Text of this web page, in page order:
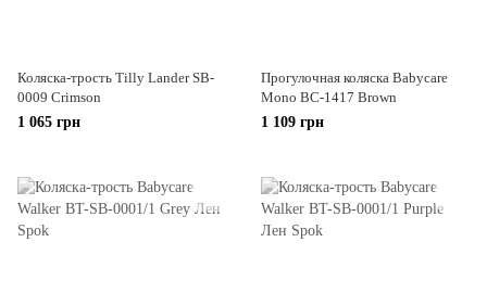
Коляска-трость Tilly Lander SB-
0009 Crimson
1 065 грн
Прогулочная коляска Babycare
Mono BC-1417 Brown
1 109 грн